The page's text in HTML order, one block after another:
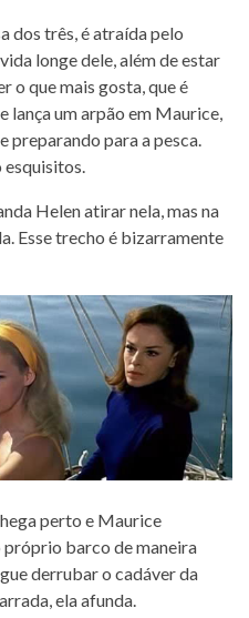
dos três, é atraída pelo
longe dele, além de estar
o que mais gosta, que é
lança um arpão em Maurice,
preparando para a pesca.
esquisitos.
Helen atirar nela, mas na
Esse trecho é bizarramente
perto e Maurice
barco de maneira
derrubar o cadáver da
ela afunda.